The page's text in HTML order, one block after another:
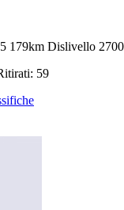
179km Dislivello
59